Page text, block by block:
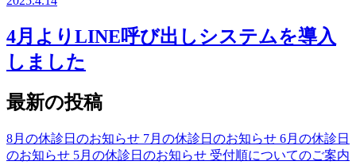
4月よりLINE呼び出しシステムを導入
しました
最新の投稿
8月の休診日のお知らせ 7月の休診日のお知らせ 6月の休診日
のお知らせ 5月の休診日のお知らせ 受付順についてのご案内